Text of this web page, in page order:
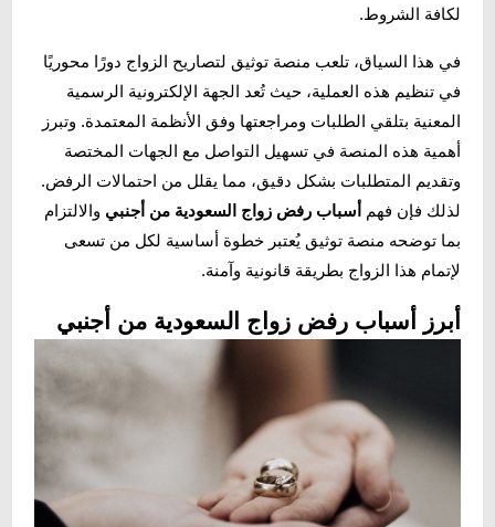
لكافة الشروط.
في هذا السياق، تلعب منصة توثيق لتصاريح الزواج دورًا محوريًا
في تنظيم هذه العملية، حيث تُعد الجهة الإلكترونية الرسمية
المعنية بتلقي الطلبات ومراجعتها وفق الأنظمة المعتمدة. وتبرز
أهمية هذه المنصة في تسهيل التواصل مع الجهات المختصة
وتقديم المتطلبات بشكل دقيق، مما يقلل من احتمالات الرفض.
لذلك فإن فهم
أسباب رفض زواج السعودية من أجنبي والالتزام
بما توضحه منصة توثيق يُعتبر خطوة أساسية لكل من تسعى
لإتمام هذا الزواج بطريقة قانونية وآمنة.
أبرز أسباب رفض زواج السعودية من أجنبي